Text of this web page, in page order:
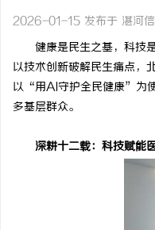
2026-01-15 发布于 湛河
健康是民生之基，科技是
以技术创新破解民生痛点，
以“用AI守护全民健康”为
多基层群众。
深耕十二载：科技赋能